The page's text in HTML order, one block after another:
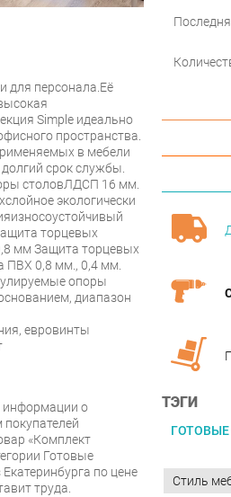
ТЭГИ
ГОТОВЫЕ
для персонала.Её
Simple идеально
пространства.
в мебели
срок службы.
столовЛДСП 16 мм.
экологически
торцевых
мм Защита торцевых
ПВХ 0,8 мм., 0,4 мм.
опоры
диапазон
евровинты
информации о
«Комплект
Готовые
по цене
труда.
Стиль